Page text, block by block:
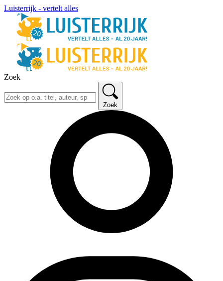
Luisterrijk - vertelt alles
Zoek
Zoek